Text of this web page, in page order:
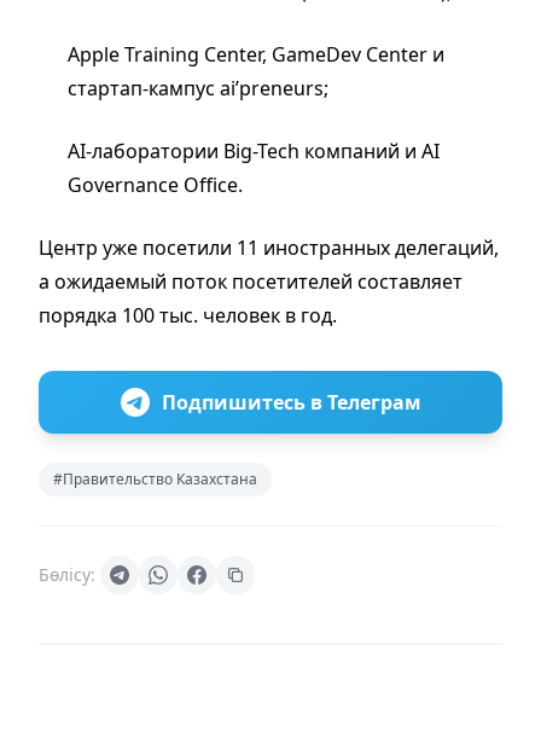
Apple Training Center, GameDev Center и
стартап-кампус ai’preneurs;
AI-лаборатории Big-Tech компаний и AI
Governance Office.
Центр уже посетили 11 иностранных делегаций,
а ожидаемый поток посетителей составляет
порядка 100 тыс. человек в год.
Подпишитесь в Телеграм
#Правительство Казахстана
Бөлісу: